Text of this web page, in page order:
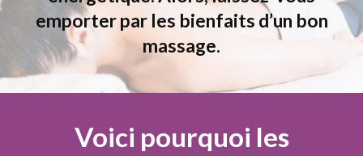
emporter par les bienfaits d’un bon
massage.
Voici pourquoi les